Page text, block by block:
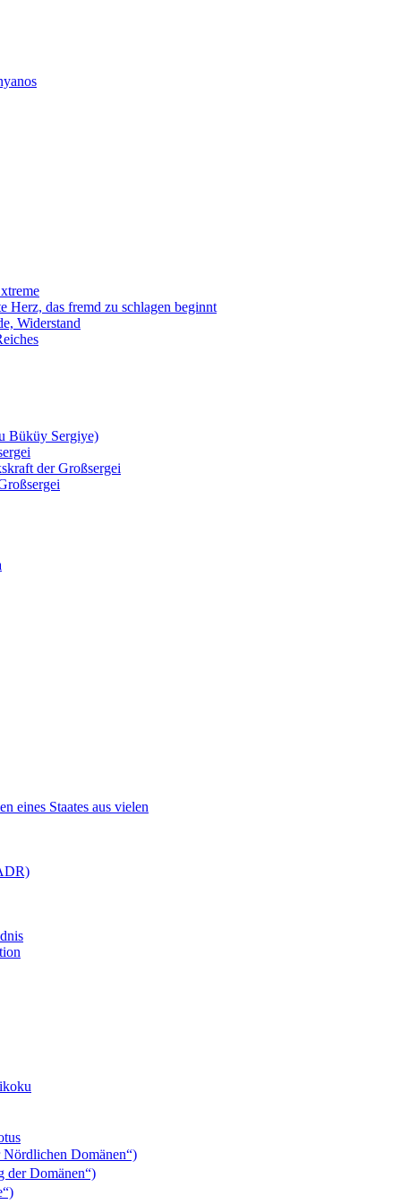
Herz, das fremd zu schlagen beginnt
Widerstand
Büküy Sergiye)
der Großsergei
eines Staates aus vielen
Domänen“)
Domänen“)